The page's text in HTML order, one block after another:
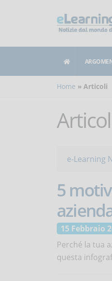
Home Articoli
e-Learning
5
15 Febbraio
Perché la tua
questa